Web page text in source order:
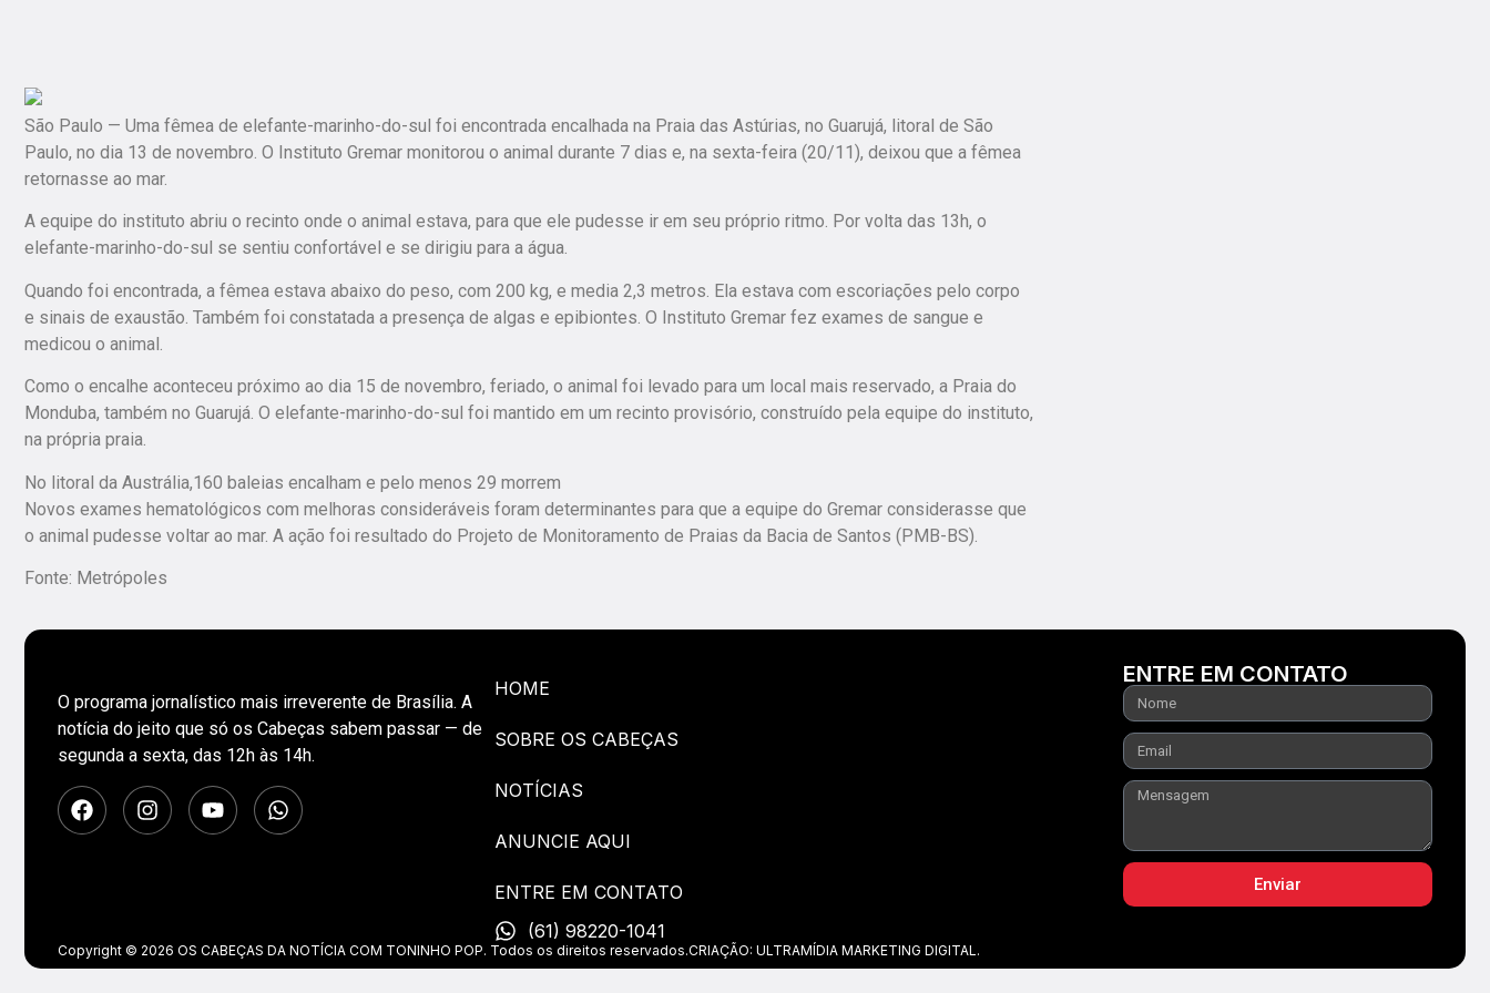
São Paulo — Uma fêmea de elefante-marinho-do-sul foi encontrada encalhada na Praia das Astúrias, no Guarujá, litoral de São
Paulo, no dia 13 de novembro. O Instituto Gremar monitorou o animal durante 7 dias e, na sexta-feira (20/11), deixou que a fêmea
retornasse ao mar.
A equipe do instituto abriu o recinto onde o animal estava, para que ele pudesse ir em seu próprio ritmo. Por volta das 13h, o
elefante-marinho-do-sul se sentiu confortável e se dirigiu para a água.
Quando foi encontrada, a fêmea estava abaixo do peso, com 200 kg, e media 2,3 metros. Ela estava com escoriações pelo corpo
e sinais de exaustão. Também foi constatada a presença de algas e epibiontes. O Instituto Gremar fez exames de sangue e
medicou o animal.
Como o encalhe aconteceu próximo ao dia 15 de novembro, feriado, o animal foi levado para um local mais reservado, a Praia do
Monduba, também no Guarujá. O elefante-marinho-do-sul foi mantido em um recinto provisório, construído pela equipe do instituto,
na própria praia.
No litoral da Austrália,160 baleias encalham e pelo menos 29 morrem
Novos exames hematológicos com melhoras consideráveis foram determinantes para que a equipe do Gremar considerasse que
o animal pudesse voltar ao mar. A ação foi resultado do Projeto de Monitoramento de Praias da Bacia de Santos (PMB-BS).
Fonte: Metrópoles
O programa jornalístico mais irreverente de Brasília. A
notícia do jeito que só os Cabeças sabem passar — de
segunda a sexta, das 12h às 14h.
HOME
SOBRE OS CABEÇAS
NOTÍCIAS
ANUNCIE AQUI
ENTRE EM CONTATO
(61) 98220-1041
ENTRE EM CONTATO
Enviar
Copyright © 2026 OS CABEÇAS DA NOTÍCIA COM TONINHO POP. Todos os direitos reservados.CRIAÇÃO: ULTRAMÍDIA MARKETING DIGITAL.